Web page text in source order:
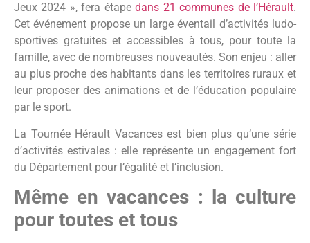
Jeux 2024 », fera étapedans 21 communes de l’Hérault.
Cet événement propose un large éventail d’activités ludo-
sportives gratuites et accessibles à tous, pour toute la
famille, avec de nombreuses nouveautés. Son enjeu : aller
au plus proche des habitants dans les territoires ruraux et
leur proposer des animations et de l’éducation populaire
par le sport.
La Tournée Hérault Vacances est bien plus qu’une série
d’activités estivales : elle représente un engagement fort
du Département pour l’égalité et l’inclusion.
Même en vacances : la culture
pour toutes et tous